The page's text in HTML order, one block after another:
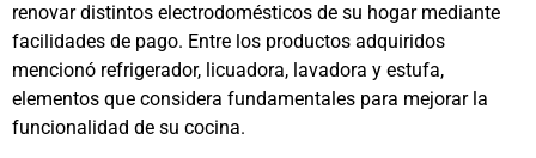
renovar distintos electrodomésticos de su hogar mediante
facilidades de pago. Entre los productos adquiridos
mencionó refrigerador, licuadora, lavadora y estufa,
elementos que considera fundamentales para mejorar la
funcionalidad de su cocina.